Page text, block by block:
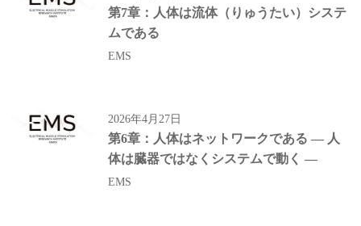
第7章：人体は流体（りゅうたい）システ
ムである
EMS
2026年4月27日
第6章：人体はネットワークである ― 人
体は臓器ではなくシステムで動く ―
EMS